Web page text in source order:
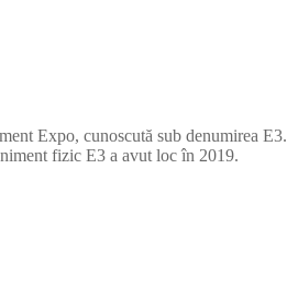
Expo, cunoscută sub denumirea E3.
fizic E3 a avut loc în 2019.